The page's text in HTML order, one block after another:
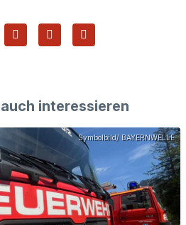
interessieren
Symbolbild/ BAYERNWELLE